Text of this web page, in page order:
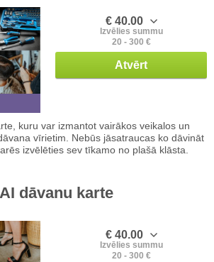
€ 40.00
Izvēlies summu
20 - 300 €
Atvērt
kuru var izmantot vairākos veikalos un
vīrietim. Nebūs jāsatraucas ko dāvināt
izvēlēties sev tīkamo no plašā klāsta.
dāvanu karte
€ 40.00
Izvēlies summu
20 - 300 €